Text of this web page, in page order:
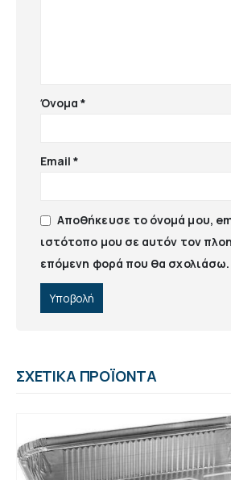
Όνομα*
Email*
Αποθήκευσε το όνομά μου,
ιστότοπο μου σε αυτόν τον
επόμενη φορά που θα σχολιάσω.
ΣΧΕΤΙΚΆ ΠΡΟΪΌΝΤΑ